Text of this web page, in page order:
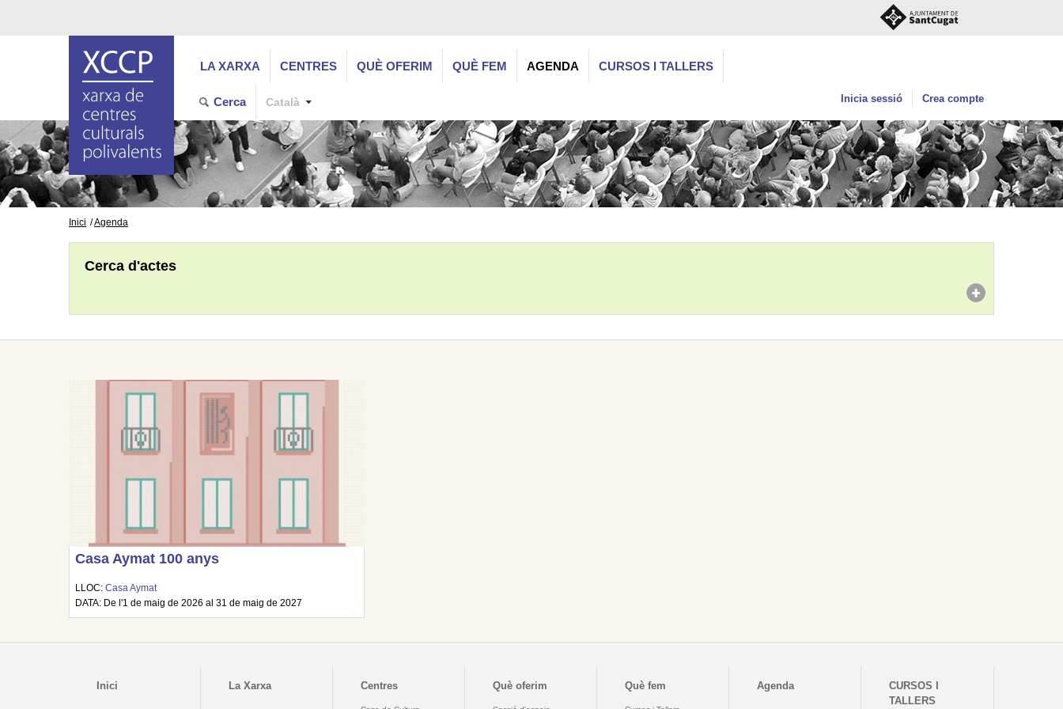
LA XARXA CENTRES QUÈ OFERIM QUÈ FEM AGENDA CURSOS I TALLERS
Cerca Català Inicia sessió Crea compte
Inici Agenda
Cerca d'actes
Casa Aymat 100 anys
LLOC:Casa Aymat
DATA: De l'1 de maig de 2026 al 31 de maig de 2027
Inici La Xarxa Centres Què oferim Què fem Agenda
CURSOS I
TALLERS